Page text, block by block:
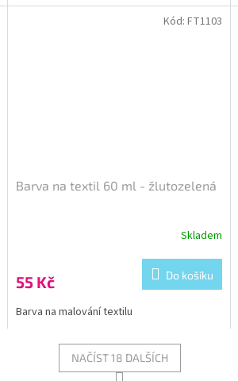
Barva na textil 60 ml - žlutozelená
Skladem
55 Kč Do košíku
Barva na malování textilu
Kód: FT1103
NAČÍST 18 DALŠÍCH